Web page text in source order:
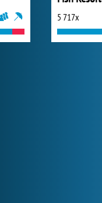
5 717x